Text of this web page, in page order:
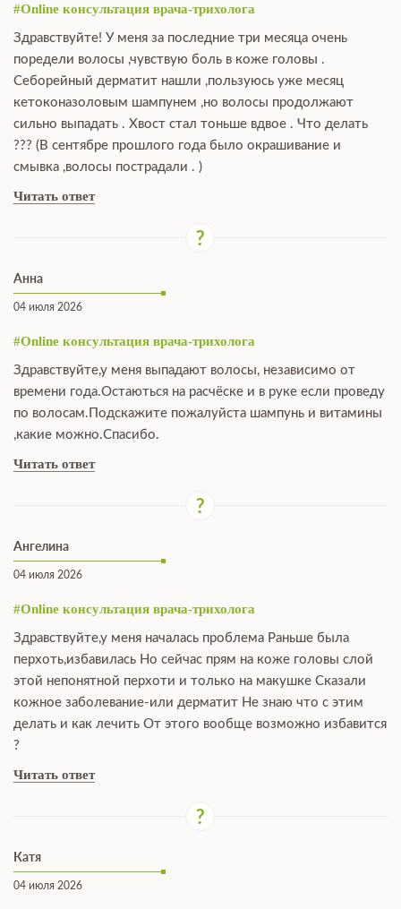
#Online консультация врача-трихолога
Здравствуйте! У меня за последние три месяца очень
поредели волосы ,чувствую боль в коже головы .
Себорейный дерматит нашли ,пользуюсь уже месяц
кетоконазоловым шампунем ,но волосы продолжают
сильно выпадать . Хвост стал тоньше вдвое . Что делать
??? (В сентябре прошлого года было окрашивание и
смывка ,волосы пострадали . )
Читать ответ
Анна
04 июля 2026
#Online консультация врача-трихолога
Здравствуйте,у меня выпадают волосы, независимо от
времени года.Остаються на расчёске и в руке если проведу
по волосам.Подскажите пожалуйста шампунь и витамины
,какие можно.Спасибо.
Читать ответ
Ангелина
04 июля 2026
#Online консультация врача-трихолога
Здравствуйте,у меня началась проблема Раньше была
перхоть,избавилась Но сейчас прям на коже головы слой
этой непонятной перхоти и только на макушке Сказали
кожное заболевание-или дерматит Не знаю что с этим
делать и как лечить От этого вообще возможно избавится
?
Читать ответ
Катя
04 июля 2026